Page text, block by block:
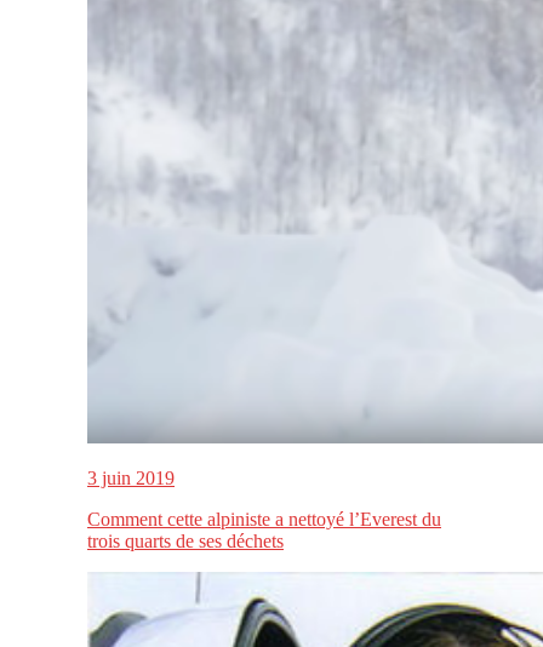
3 juin 2019
Comment cette alpiniste a nettoyé l’Everest du
trois quarts de ses déchets